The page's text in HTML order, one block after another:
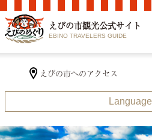
えびの市観光公式サイト
EBINO TRAVELERS GUIDE
えびの市へのアクセス
Language